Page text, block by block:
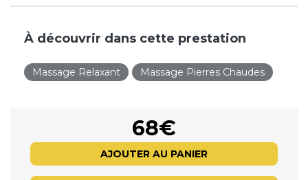
À découvrir dans cette prestation
Massage Relaxant Massage Pierres Chaudes
68€
AJOUTER AU PANIER